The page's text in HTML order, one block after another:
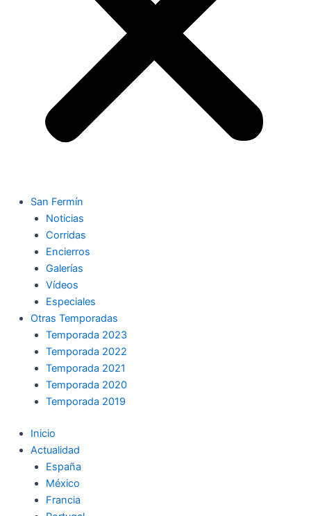
San Fermín
Noticias
Corridas
Encierros
Galerías
Vídeos
Especiales
Otras Temporadas
Temporada 2023
Temporada 2022
Temporada 2021
Temporada 2020
Temporada 2019
Inicio
Actualidad
España
México
Francia